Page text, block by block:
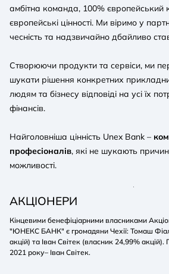
амбітна команда, 100% європейський
європейські цінності. Ми віримо у
чесність та надзвичайно дбайливо
Створюючи продукти та сервіси, ми
шукати рішення конкретних
людям та бізнесу відповіді на усі їх
фінансів.
Найголовніша цінність Unex Bank –
професіоналів, які не шукають
можливості.
АКЦІОНЕРИ
Кінцевими бенефіціарними власниками
"ЮНЕКС БАНК" є громадяни Чехії: Томаш
акцій) та Іван Світек (власник 24,99% акцій).
2021 року– Іван Світек.